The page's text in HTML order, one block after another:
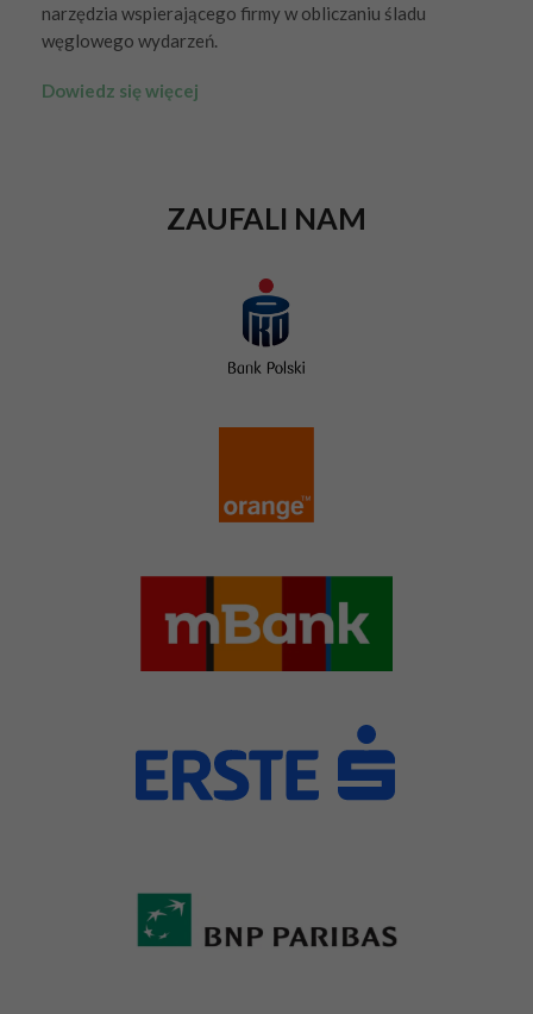
narzędzia wspierającego firmy w obliczaniu śladu
węglowego wydarzeń.
Dowiedz się więcej
ZAUFALI NAM